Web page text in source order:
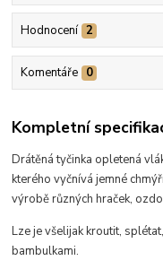
Hodnocení 2
Komentáře 0
Kompletní
Drátěná tyčinka opletená
kterého vyčnívá jemné
výrobě různých hraček,
Lze je všelijak kroutit,
bambulkami.